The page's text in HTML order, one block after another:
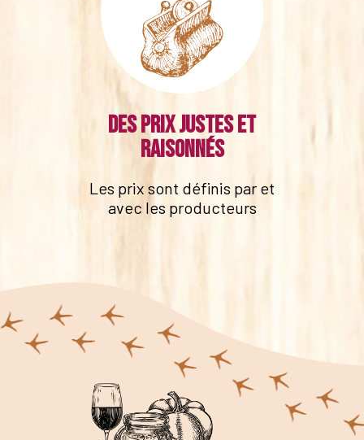
Des prix justes et
raisonnés
Les prix sont définis par et
avec les producteurs